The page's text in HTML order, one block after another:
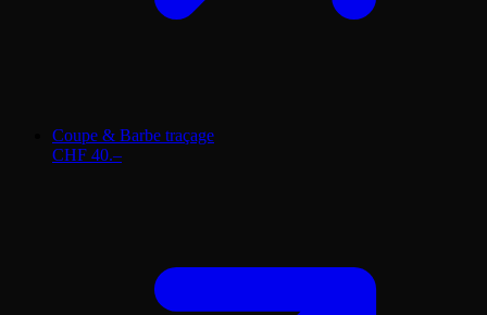
Coupe & Barbe traçage
CHF 40.–